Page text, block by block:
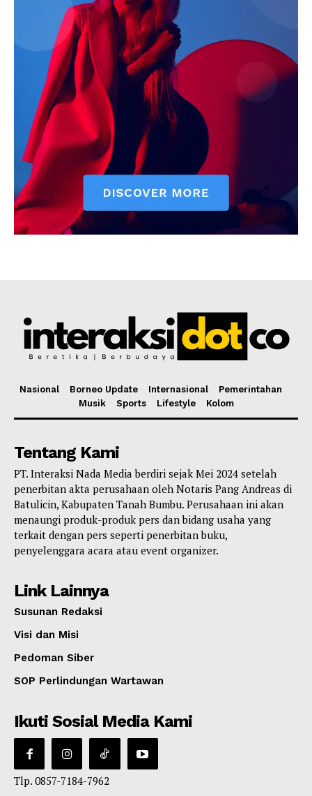
Nasional Borneo Update Internasional
Pemerintahan
Musik
Sports Lifestyle Kolom
Tentang Kami
PT. Interaksi Nada Media berdiri sejak Mei 2024 setelah
penerbitan akta perusahaan oleh Notaris Pang Andreas di
Batulicin, Kabupaten Tanah Bumbu. Perusahaan ini akan
menaungi produk-produk pers dan bidang usaha yang
terkait dengan pers seperti penerbitan buku,
penyelenggara acara atau event organizer.
Link Lainnya
Susunan Redaksi
Visi dan Misi
Pedoman Siber
SOP Perlindungan Wartawan
Ikuti Sosial Media Kami
Tlp. 0857-7184-7962